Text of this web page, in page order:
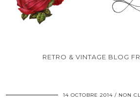
RETRO & VINTAGE BLOG
14 OCTOBRE 2014 NON